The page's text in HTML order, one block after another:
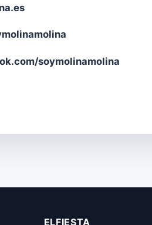
soymolinamolina
ELFIESTA